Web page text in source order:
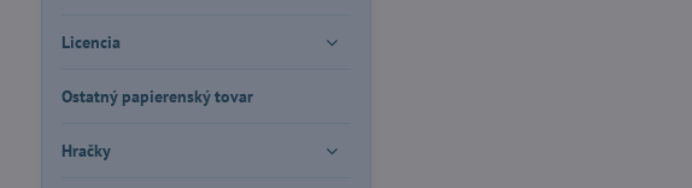
Licencia
Ostatný papierenský tovar
Hračky